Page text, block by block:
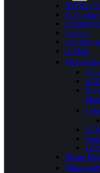
BYOR (
Kubo
Intelino
Leg med
littlebits
3D
Merge Edu